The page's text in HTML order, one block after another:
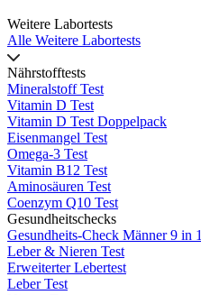
Weitere Labortests
Alle Weitere Labortests
Nährstofftests
Mineralstoff Test
Vitamin D Test
Vitamin D Test Doppelpack
Eisenmangel Test
Omega-3 Test
Vitamin B12 Test
Aminosäuren Test
Coenzym Q10 Test
Gesundheitschecks
Gesundheits-Check Männer 9 in 1
Leber & Nieren Test
Erweiterter Lebertest
Leber Test